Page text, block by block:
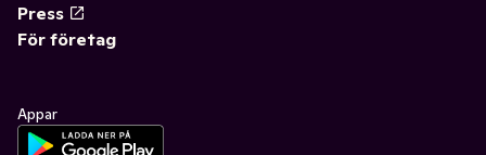
Press
För företag
Appar